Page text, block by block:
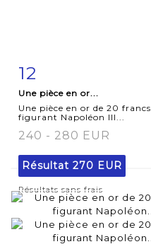
détaillée
12
Une pièce en or...
Une pièce en or de 20 francs
figurant Napoléon III...
240 - 280 EUR
Résultat 270 EUR
Résultats sans frais